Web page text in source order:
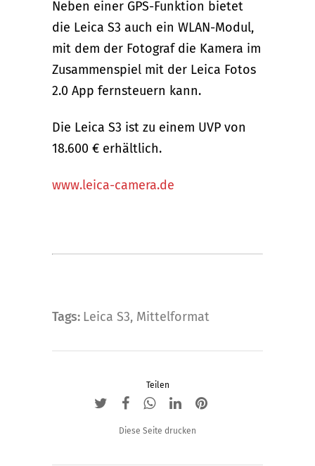
Neben einer GPS-Funktion bietet
die Leica S3 auch ein WLAN-Modul,
mit dem der Fotograf die Kamera im
Zusammenspiel mit der Leica Fotos
2.0 App fernsteuern kann.
Die Leica S3 ist zu einem UVP von
18.600 € erhältlich.
www.leica-camera.de
Tags: Leica S3, Mittelformat
Teilen
Diese Seite drucken